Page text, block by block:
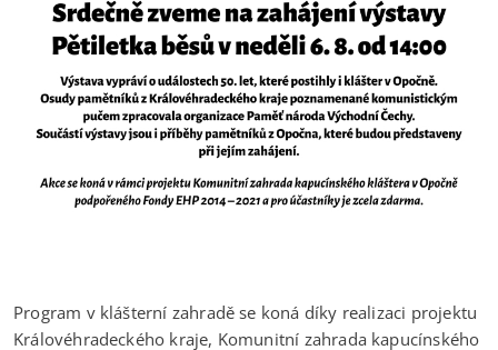
Program v klášterní zahradě se koná díky realizaci projektu
Královéhradeckého kraje, Komunitní zahrada kapucínského